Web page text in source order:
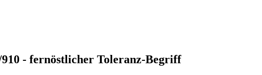
- fernöstlicher Toleranz-Begriff